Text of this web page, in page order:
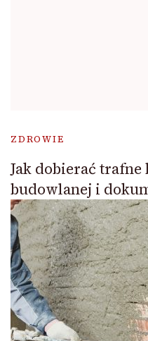
ZDROWIE
Jak dobierać
budowlanej i